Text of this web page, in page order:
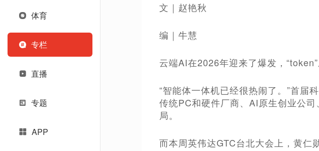
体育
专栏
直播
专题
APP
文｜赵艳秋
编｜牛慧
云端AI在2026年迎来了爆发，
“智能体一体机已经很热闹了。”首届
传统PC和硬件厂商、AI原生创业公
局。
而本周英伟达GTC台北大会上，黄